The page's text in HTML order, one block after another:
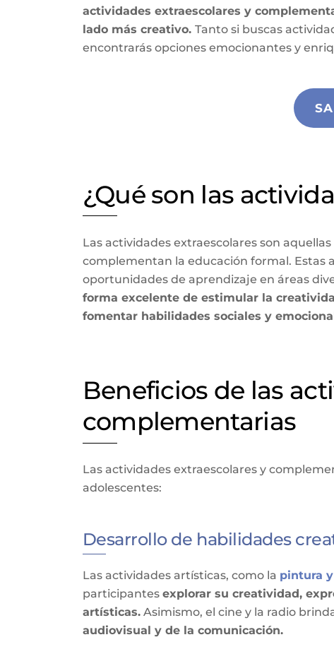
actividades extraescolares y
lado más creativo. Tanto si buscas
encontrarás opciones emocionantes y
¿Qué son las
Las actividades extraescolares son
complementan la educación formal. Estas
oportunidades de aprendizaje en áreas
forma excelente de estimular la
fomentar habilidades sociales y
Beneficios de las
complementarias
Las actividades extraescolares y
adolescentes:
Desarrollo de habilidades
Las actividades artísticas, como la pintura
participantes explorar su creatividad,
artísticas.Asimismo, el cine y la radio
audiovisual y de la comunicación.